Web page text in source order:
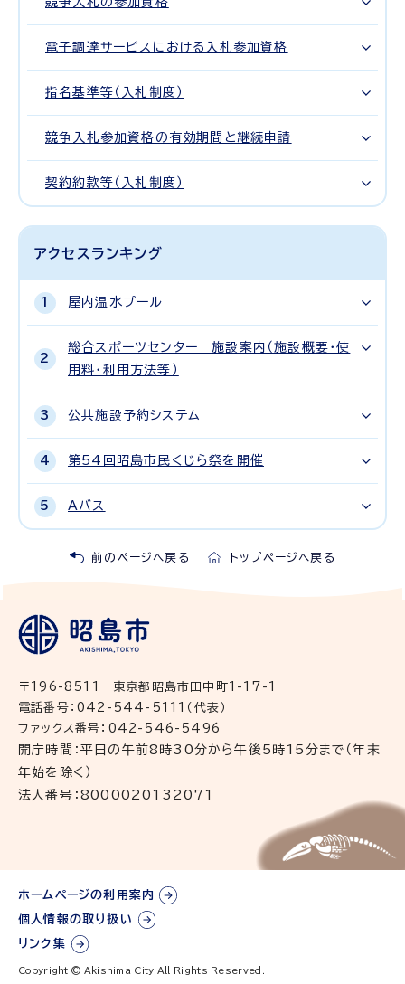
電子調達サービスにおける入札参加資格
指名基準等（入札制度）
競争入札参加資格の有効期間と継続申請
契約約款等（入札制度）
アクセスランキング
屋内温水プール
総合スポーツセンター 施設案内（施設概要・使
用料・利用方法等）
公共施設予約システム
第54回昭島市民くじら祭を開催
Aバス
前のページへ戻る トップページへ戻る
〒196-8511 東京都昭島市田中町1-17-1
電話番号：042-544-5111（代表）
ファックス番号：042-546-5496
開庁時間：平日の午前8時30分から午後5時15分まで（年末
年始を除く）
法人番号：8000020132071
ホームページの利用案内
個人情報の取り扱い
リンク集
Copyright © Akishima City All Rights Reserved.